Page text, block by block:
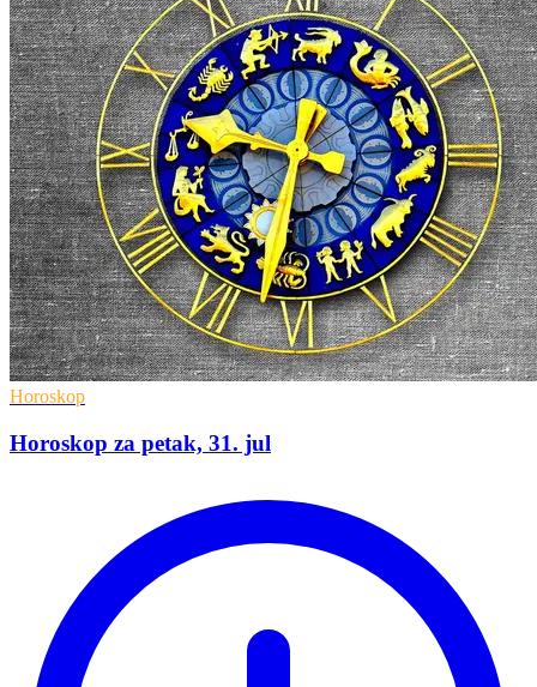
Horoskop
Horoskop za petak, 31. jul